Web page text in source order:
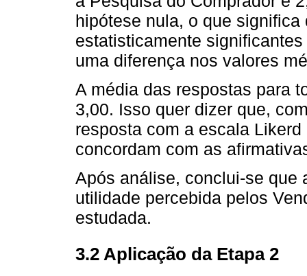
hipótese nula, o que
estatisticamente
uma diferença nos valores
A média das respostas para
3,00. Isso quer dizer que,
resposta com a escala
concordam com as
Após análise, conclui-se que
utilidade percebida pelos
estudada.
3.2 Aplicação da Etapa 2